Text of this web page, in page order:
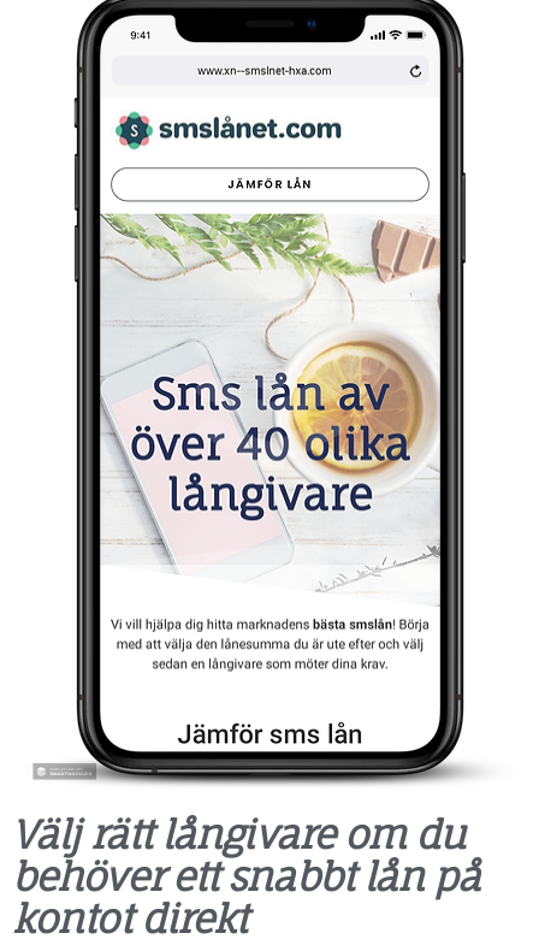
Välj rätt långivare om du
behöver ett snabbt lån på
kontot direkt